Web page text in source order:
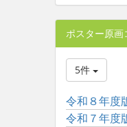
ポスター原画
5件